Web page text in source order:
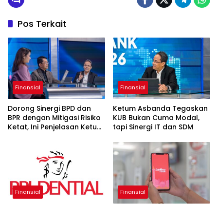
Pos Terkait
Finansial
Dorong Sinergi BPD dan
BPR dengan Mitigasi Risiko
Ketat, Ini Penjelasan Ketum
Finansial
Ketum Asbanda Tegaskan
KUB Bukan Cuma Modal,
tapi Sinergi IT dan SDM
Finansial Finansial